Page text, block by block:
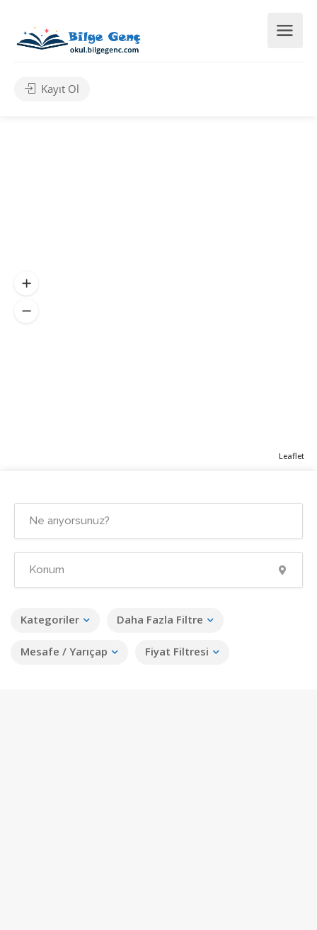
Kayıt Ol
Kategoriler Daha Fazla Filtre
Mesafe / Yarıçap Fiyat Filtresi
Leaflet